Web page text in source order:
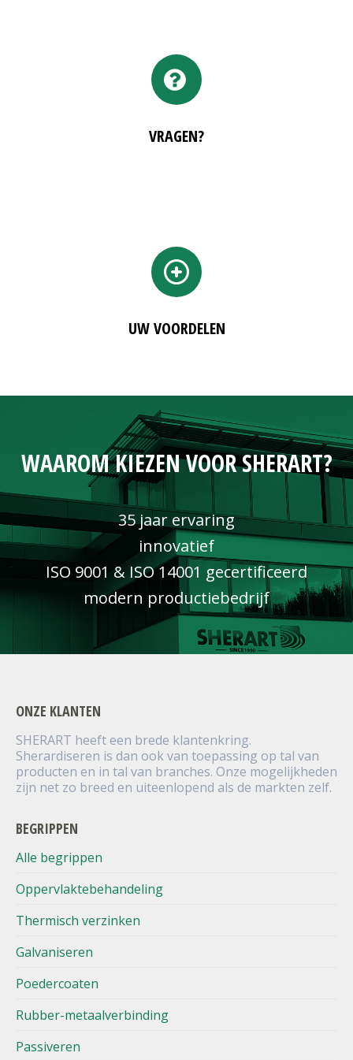
VRAGEN?
UW VOORDELEN
WAAROM KIEZEN VOOR SHERART?
35 jaar ervaring
innovatief
ISO 9001 & ISO 14001 gecertificeerd
modern productiebedrijf
ONZE KLANTEN
SHERART heeft een brede klantenkring.
Sherardiseren is dan ook van toepassing op tal van
producten en in tal van branches. Onze mogelijkheden
zijn net zo breed en uiteenlopend als de markten zelf.
BEGRIPPEN
Alle begrippen
Oppervlaktebehandeling
Thermisch verzinken
Galvaniseren
Poedercoaten
Rubber-metaalverbinding
Passiveren